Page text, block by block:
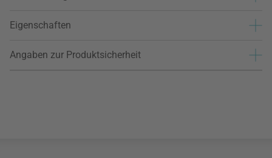
Eigenschaften
Angaben zur Produktsicherheit